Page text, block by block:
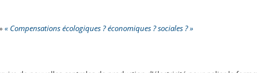
« Compensations écologiques ? économiques ? sociales ? »